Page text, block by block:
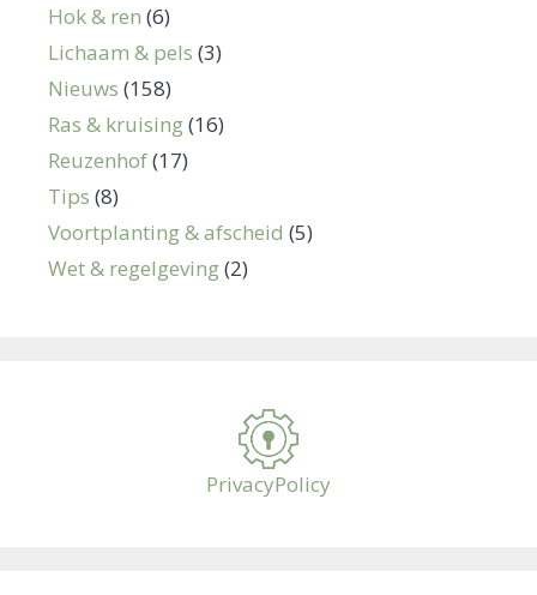
Hok & ren (6)
Lichaam & pels (3)
Nieuws (158)
Ras & kruising(16)
Reuzenhof(17)
Tips (8)
Voortplanting & afscheid (5)
Wet & regelgeving(2)
PrivacyPolicy